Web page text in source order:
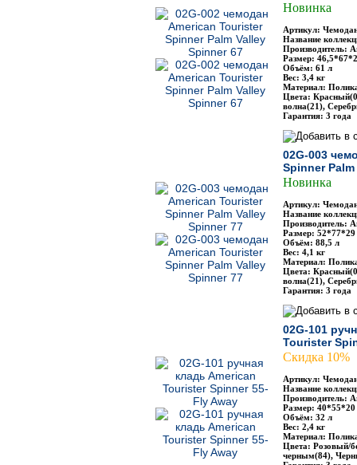
Новинка
Артикул:
Название
Производитель:
Размер:
Объём: 61 л
Вес: 3,4 кг
Материал:
Цвета:
волна(21),
Гарантия: 3 года
02G-003
Spinner
Новинка
Артикул:
Название
Производитель:
Размер: 52*77*29
Объём: 88,5 л
Вес: 4,1 кг
Материал:
Цвета:
волна(21),
Гарантия: 3 года
02G-101
Tourister
Скидка 10%
Артикул:
Название
Производитель:
Размер: 40*55*20
Объём: 32 л
Вес: 2,4 кг
Материал:
Цвета: Розовый/
черным(84),